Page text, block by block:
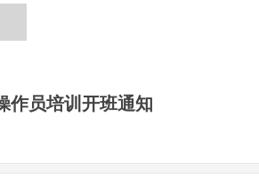
作员培训开班通知